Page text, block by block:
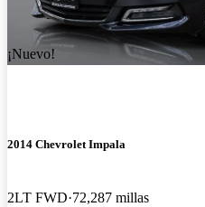
¡Nuevo!
2014 Chevrolet Impala
2LT FWD 72,287 millas